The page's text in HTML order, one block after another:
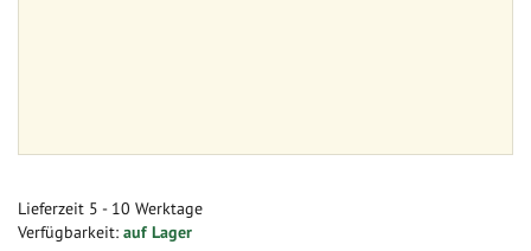
Lieferzeit 5 - 10 Werktage
Verfügbarkeit: auf Lager